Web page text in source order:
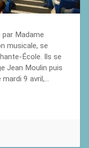
par Madame
musicale, se
École. Ils se
Jean Moulin puis
mardi 9 avril,…